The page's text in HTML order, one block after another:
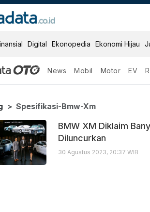
Digital Ekonopedia Ekonomi Hijau
News Mobil Motor EV
Bmw Xm
Terbaru
Spesifikasi-Bmw-Xm
BMW XM Diklaim
Diluncurkan
30 Agustus 2023, 20:37 WIB